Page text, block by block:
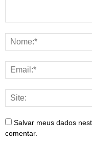
Salvar meus dados
comentar.